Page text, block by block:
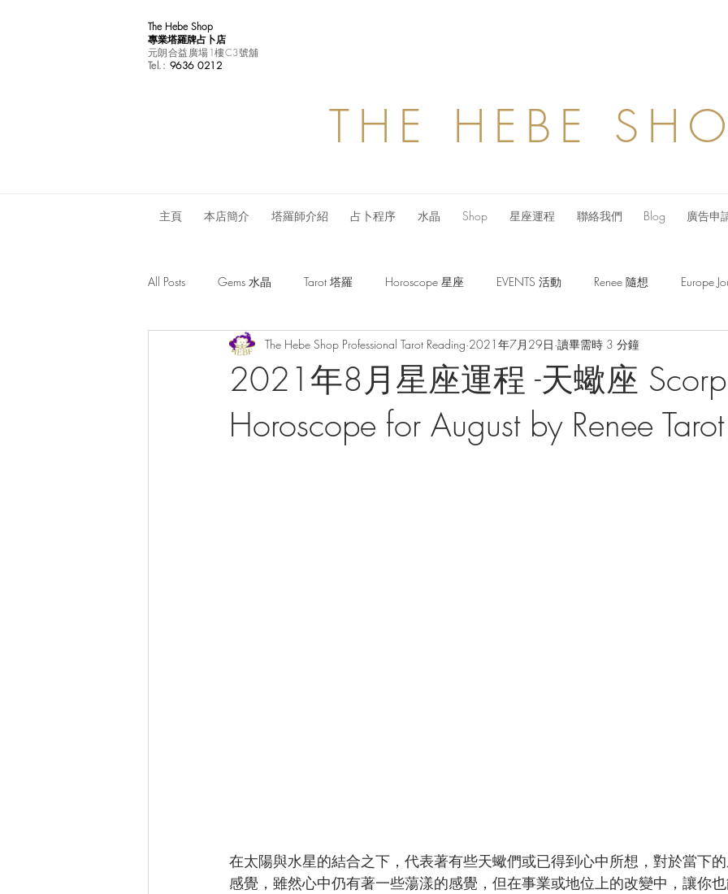
The Hebe Shop
專業塔羅牌占卜店
元朗合益廣場1樓C3號舖
Tel.: 9636 0212
THE HEBE
主頁 本店簡介 塔羅師介紹 占卜程序 水晶 Shop 星座運程 聯絡我們 Blog 廣告申
All Posts Gems 水晶 Tarot 塔羅 Horoscope 星座 EVENTS 活動 Renee 隨想 Europe
Monthly Horoscope 每月星座運程
2021年8月星座運程 -天蠍座
Horoscope for August by Renee Tarot
The Hebe Shop Professional Tarot Reading 2021年7月29日 讀畢需時 3 分鐘
在太陽與水星的結合之下，代表著有些天蠍們或已得到心中所想，對於當下
感覺，雖然心中仍有著一些蕩漾的感覺，但在事業或地位上的改變中，讓你